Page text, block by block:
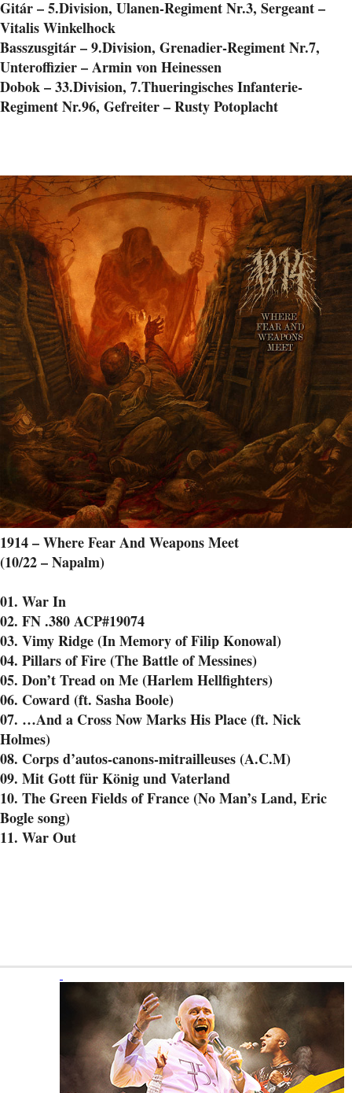
Gitár – 5.Division, Ulanen-Regiment Nr.3, Sergeant –
Vitalis Winkelhock
Basszusgitár – 9.Division, Grenadier-Regiment Nr.7,
Unteroffizier – Armin von Heinessen
Dobok – 33.Division, 7.Thueringisches Infanterie-
Regiment Nr.96, Gefreiter – Rusty Potoplacht
1914 – Where Fear And Weapons Meet
(10/22 – Napalm)
01. War In
02. FN .380 ACP#19074
03. Vimy Ridge (In Memory of Filip Konowal)
04. Pillars of Fire (The Battle of Messines)
05. Don’t Tread on Me (Harlem Hellfighters)
06. Coward (ft. Sasha Boole)
07. …And a Cross Now Marks His Place (ft. Nick
Holmes)
08. Corps d’autos-canons-mitrailleuses (A.C.M)
09. Mit Gott für König und Vaterland
10. The Green Fields of France (No Man’s Land, Eric
Bogle song)
11. War Out